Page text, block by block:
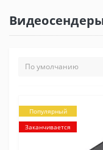
Популярный
Заканчивается